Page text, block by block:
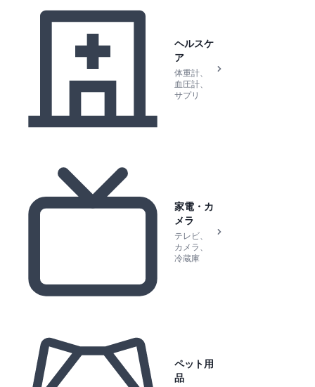
ヘルスケ
ア
体重計、
血圧計、
サプリ
家電・カ
メラ
テレビ、
カメラ、
冷蔵庫
ペット用
品